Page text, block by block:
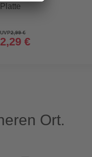
Platte
UVP2,99 €
2,29 €
Ort.